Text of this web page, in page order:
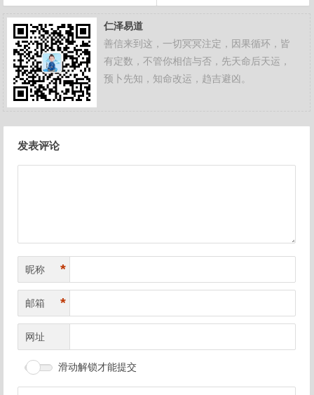
仁泽易道
善信来到这，一切冥冥注定，因果循环，皆
有定数，不管你相信与否，先天命后天运，
预卜先知，知命改运，趋吉避凶。
发表评论
昵称 *
邮箱 *
网址
滑动解锁才能提交